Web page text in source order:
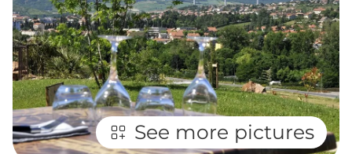
See more pictures